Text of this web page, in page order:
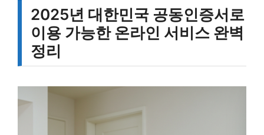
2025년 대한민국 공동인증서로
이용 가능한 온라인 서비스 완벽
정리